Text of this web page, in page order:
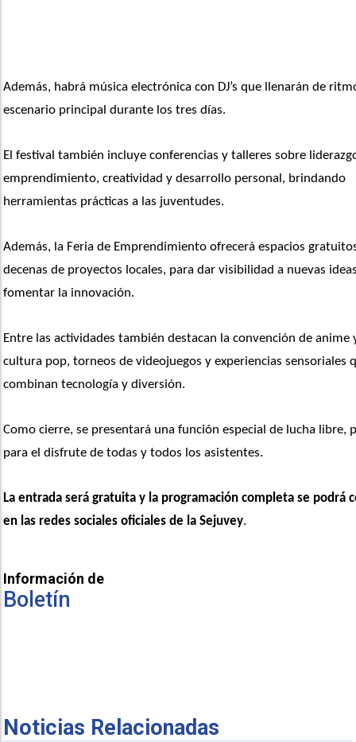
Además, habrá música electrónica con DJ’s que llenarán de
escenario principal durante los tres días.
El festival también incluye conferencias y talleres sobre
emprendimiento, creatividad y desarrollo personal, brindando
herramientas prácticas a las juventudes.
Además, la Feria de Emprendimiento ofrecerá espacios
decenas de proyectos locales, para dar visibilidad a nuevas
fomentar la innovación.
Entre las actividades también destacan la convención de anime
cultura pop, torneos de videojuegos y experiencias sensoriales
combinan tecnología y diversión.
Como cierre, se presentará una función especial de lucha libre,
para el disfrute de todas y todos los asistentes.
La entrada será gratuita y la programación completa se podrá
en las redes sociales oficiales de la Sejuvey.
Información de
Boletín
Noticias Relacionadas